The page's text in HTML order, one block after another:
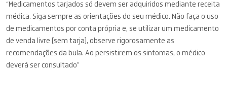
“Medicamentos tarjados só devem ser adquiridos mediante receita
médica. Siga sempre as orientações do seu médico. Não faça o uso
de medicamentos por conta própria e, se utilizar um medicamento
de venda livre (sem tarja), observe rigorosamente as
recomendações da bula. Ao persistirem os sintomas, o médico
deverá ser consultado”